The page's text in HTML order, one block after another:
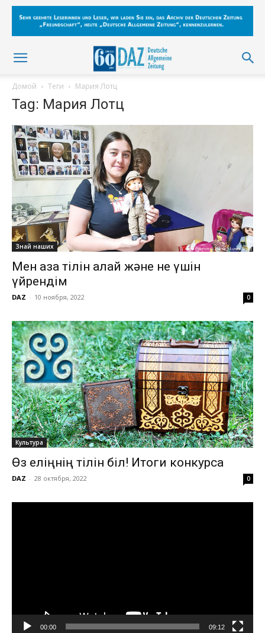
Домой Теги Мария Лотц
Tag: Мария Лотц
Знай наших
Мен қазақ тілін қалай және не үшін
үйрендім
DAZ - 10 ноября, 2022 0
Культура
Өз еліңнің тілін біл! Итоги конкурса
DAZ - 28 октября, 2022 0
00:00 09:12